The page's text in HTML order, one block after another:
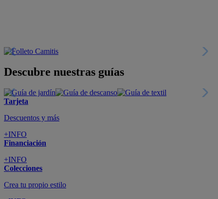
Descubre nuestras guías
Tarjeta
Descuentos y más
+INFO
Financiación
+INFO
Colecciones
Crea tu propio estilo